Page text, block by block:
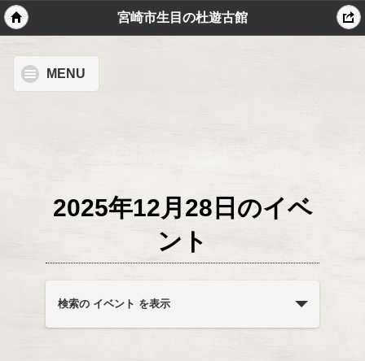
宮崎市生目の杜遊古館
MENU
2025年12月28日のイベ
ント
イ
ベ
ン
検索の イベント を表示